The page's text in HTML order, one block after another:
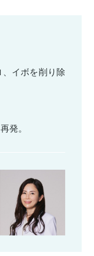
、イボを削り除
発。